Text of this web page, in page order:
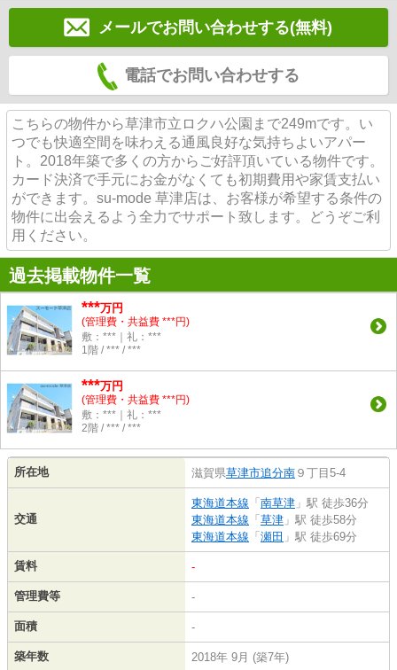
メールでお問い合わせする(無料)
電話でお問い合わせする
こちらの物件から草津市立ロクハ公園まで249mです。い
つでも快適空間を味わえる通風良好な気持ちよいアパー
ト。2018年築で多くの方からご好評頂いている物件です。
カード決済で手元にお金がなくても初期費用や家賃支払い
ができます。su-mode 草津店は、お客様が希望する条件の
物件に出会えるよう全力でサポート致します。どうぞご利
用ください。
過去掲載物件一覧
***万円
(管理費・共益費 ***円)
敷：***｜礼：***
1階 / *** / ***
***万円
(管理費・共益費 ***円)
敷：***｜礼：***
2階 / *** / ***
所在地 滋賀県草津市追分南 ９丁目5-4
交通
東海道本線 「 南草津 」駅 徒歩36分
東海道本線 「 草津 」駅 徒歩58分
東海道本線 「 瀬田 」駅 徒歩69分
賃料 -
管理費等 -
面積 -
築年数 2018年 9月 (築7年)